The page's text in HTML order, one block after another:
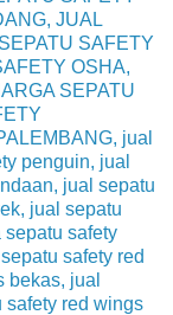
JUAL
SAFETY
OSHA,
SEPATU
jual
penguin, jual
jual sepatu
jual sepatu
sepatu safety
safety red
bekas, jual
safety red wings